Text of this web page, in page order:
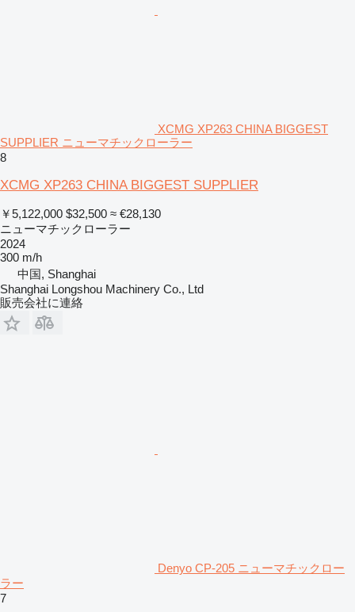
XCMG XP263 CHINA BIGGEST
SUPPLIER ニューマチックローラー
8
XCMG XP263 CHINA BIGGEST SUPPLIER
￥5,122,000 $32,500 ≈ €28,130
ニューマチックローラー
2024
300 m/h
中国, Shanghai
Shanghai Longshou Machinery Co., Ltd
販売会社に連絡
Denyo CP-205 ニューマチックロー
ラー
7